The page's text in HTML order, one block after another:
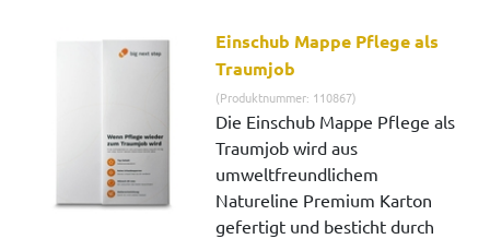
Einschub Mappe Pflege als
Traumjob
(Produktnummer: 110867)
Die Einschub Mappe Pflege als
Traumjob wird aus
umweltfreundlichem
Natureline Premium Karton
gefertigt und besticht durch